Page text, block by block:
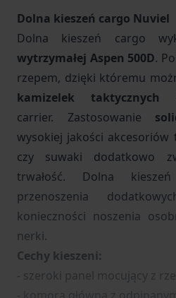
Dolna kieszeń cargo Nuviel
Dolna kieszeń cargo
wytrzymałej Aspen 500D.
rzepem, dzięki któremu
kamizelek taktycznych
carrier.
Zastosowanie
wysokiej jakości akcesoriów
czy suwaki dodatkowo
trwałość.
Dolna
przenoszenia
konieczności noszenia
nerki.
Cechy kieszeni:
- szeroki panel mocujący z